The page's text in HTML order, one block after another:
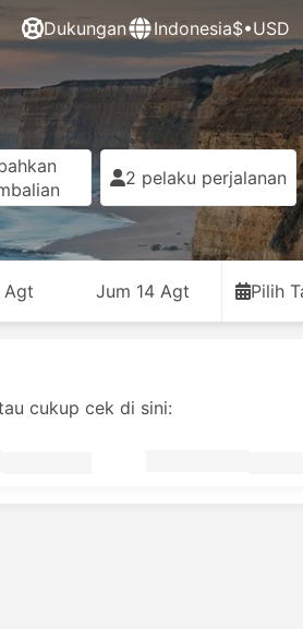
Dukungan Indonesia$•USD
2 pelaku perjalanan
Agt Jum 14 Agt Pilih
cukup cek di sini: